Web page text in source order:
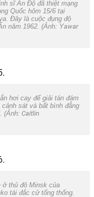
sĩ Ấn Độ đã thiệt mạng
Quốc hôm 15/6 tại
Đây là cuộc đụng độ
năm 1962. (Ảnh: Yawar
hơi cay để giải tán đám
sát và bất bình đẳng
(Ảnh: Caitlin
ở thủ đô Minsk của
tái đắc cử tổng thống.